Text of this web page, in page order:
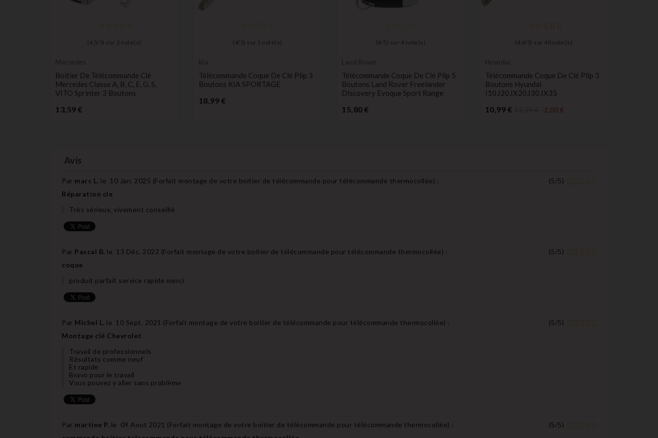
( 4,5/ 5) sur 2 note(s)
Mercedes
Boitier De Télécommande Clé
Mercedes Classe A, B, C, E, G, S,
VITO Sprinter 3 Boutons
13,59 €
( 4/ 5) sur 1 note(s)
Kia
Télécommande Coque De Clé Plip 3
Boutons KIA SPORTAGE
18,99 €
(4 / 5) sur 4 note(s)
Land Rover
Télécommande Coque De Clé Plip 5
Boutons Land Rover Freelander
Discovery Evoque Sport Range
15,80 €
( 4,6/ 5) sur40note(s)
Hyundai
Télécommande Coque De Clé Plip 3
Boutons Hyundai
I10,I20,IX20,I30,IX35
10,99 € -2,00 €
Avis
Par marc L. le 10 Jan. 2025 (Forfait montage de votre boitier de télécommande pour télécommande thermocollée) : (5/5)
Réparation cle
Très sérieux, vivement conseillé
Par Pascal B. le 13 Déc. 2022 (Forfait montage de votre boitier de télécommande pour télécommande thermocollée) : (5/5)
coque
produit parfait service rapide merci
Par Michel L. le 10 Sept. 2021 (Forfait montage de votre boitier de télécommande pour télécommande thermocollée) : (5/5)
Montage clé Chevrolet
Travail de professionnels
Résultats comme neuf
Et rapide
Bravo pour le travail
Vous pouvez y aller sans problème
Par martine P. le 09 Aout 2021 (Forfait montage de votre boitier de télécommande pour télécommande thermocollée) : (5/5)